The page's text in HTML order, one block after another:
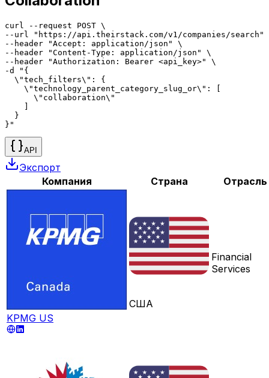
curl --request POST \
--url "https://api.theirstack.com/v1/companies/search"
--header "Accept: application/json" \
--header "Content-Type: application/json" \
--header "Authorization: Bearer <api_key>" \
-d "{
  \"tech_filters\": {
    \"technology_parent_category_slug_or\": [
      \"collaboration\"
    ]
  }
}"
API
Экспорт
Компания
Страна Отрасль
KPMG US
США
Financial
Services